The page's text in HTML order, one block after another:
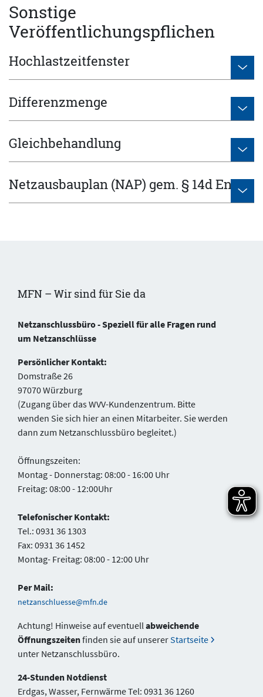
Sonstige
Veröffentlichungspflichen
Hochlastzeitfenster
Differenzmenge
Gleichbehandlung
Netzausbauplan (NAP) gem. § 14d EnWG
MFN – Wir sind für Sie da
Netzanschlussbüro - Speziell für alle Fragen rund
um Netzanschlüsse
Persönlicher Kontakt:
Domstraße 26
97070 Würzburg
(Zugang über das WVV-Kundenzentrum. Bitte
wenden Sie sich hier an einen Mitarbeiter. Sie werden
dann zum Netzanschlussbüro begleitet.)
Öffnungszeiten:
Montag - Donnerstag: 08:00 - 16:00 Uhr
Freitag: 08:00 - 12:00Uhr
Telefonischer Kontakt:
Tel.: 0931 36 1303
Fax: 0931 36 1452
Montag- Freitag: 08:00 - 12:00 Uhr
Per Mail:
netzanschluesse@mfn.de
Achtung! Hinweise auf eventuell abweichende
Öffnungszeitenfinden sie auf unsererStartseite
unter Netzanschlussbüro.
24-Stunden Notdienst
Erdgas, Wasser, Fernwärme Tel: 0931 36 1260